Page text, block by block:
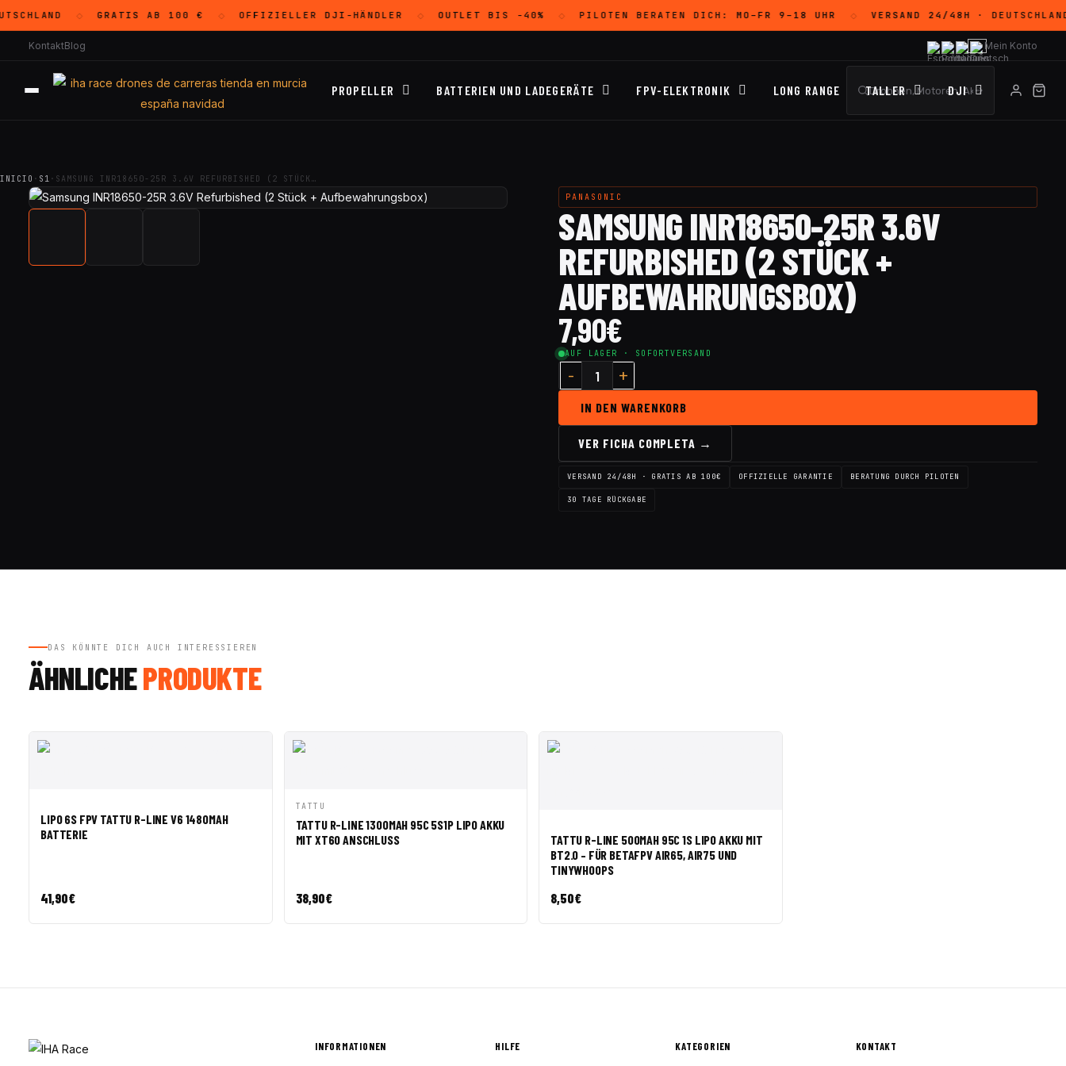
GRATISAB 100 € OFFIZIELLER DJI -HÄNDLER OUTLET BIS -40% PILOTEN BERATEN DICH: MO–FR 9–18 UHR VERSAND 24/48H· DEUTSCHLAND
KontaktBlog Mein Konto
PROPELLER BATTERIEN UND LADEGERÄTE FPV-ELEKTRONIK LONG RANGE TALLER DJI
INICIO · S1 · SAMSUNG INR18650-25R 3.6V REFURBISHED (2 STÜCK…
PANASONIC
SAMSUNG INR18650-25R 3.6V
REFURBISHED (2 STÜCK +
AUFBEWAHRUNGSBOX)
7,90€
AUF LAGER · SOFORTVERSAND
IN DEN WARENKORB
VER FICHA COMPLETA →
VERSAND 24/48H · GRATIS AB 100€ OFFIZIELLE GARANTIE BERATUNG DURCH PILOTEN
30 TAGE RÜCKGABE
DAS KÖNNTE DICH AUCH INTERESSIEREN
ÄHNLICHEPRODUKTE
LIPO 6S FPV TATTU R-LINE V6 1480MAH
BATTERIE
41,90€
SCHNELLANSICHT
TATTU
TATTU R-LINE 1300MAH 95C 5S1P LIPO AKKU
MIT XT60 ANSCHLUSS
38,90€
TATTU R-LINE 500MAH 95C 1S LIPO AKKU MIT
BT2.0 – FÜR BETAFPV AIR65, AIR75 UND
TINYWHOOPS
8,50€
INFORMATIONEN
HILFE
KATEGORIEN
KONTAKT